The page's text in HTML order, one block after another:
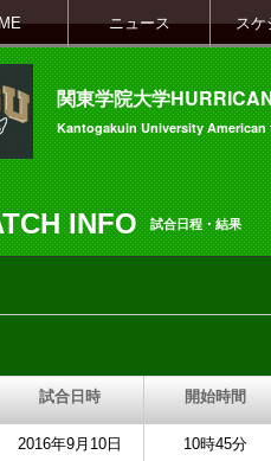
ニュース スケ
関東学院大学
Kantogakuin University
INFO 試合日程・結果
試合日時 開始時間
2016年9月10日 10時45分